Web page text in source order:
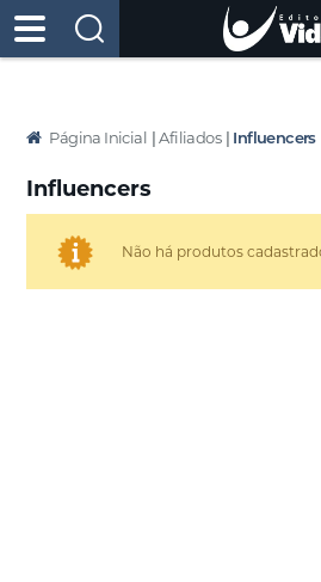
Página Inicial | Afiliados | Influencers
Influencers
Não há produtos